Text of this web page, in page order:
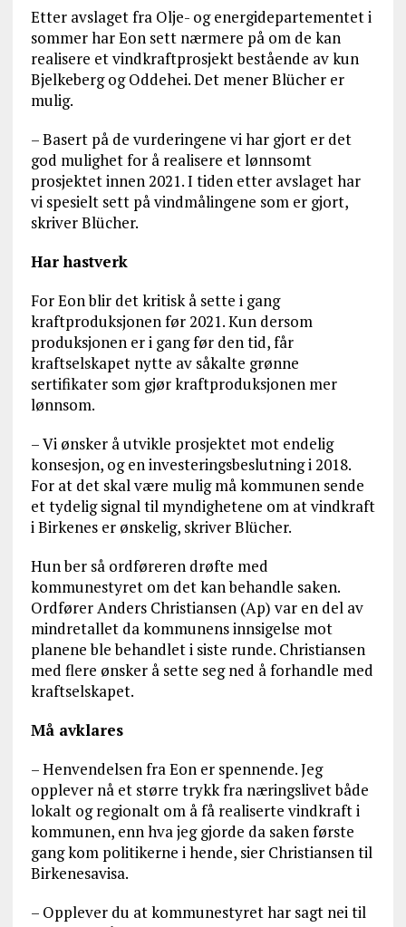
Etter avslaget fra Olje- og energidepartementet i
sommer har Eon sett nærmere på om de kan
realisere et vindkraftprosjekt bestående av kun
Bjelkeberg og Oddehei. Det mener Blücher er
mulig.
– Basert på de vurderingene vi har gjort er det
god mulighet for å realisere et lønnsomt
prosjektet innen 2021. I tiden etter avslaget har
vi spesielt sett på vindmålingene som er gjort,
skriver Blücher.
Har hastverk
For Eon blir det kritisk å sette i gang
kraftproduksjonen før 2021. Kun dersom
produksjonen er i gang før den tid, får
kraftselskapet nytte av såkalte grønne
sertifikater som gjør kraftproduksjonen mer
lønnsom.
– Vi ønsker å utvikle prosjektet mot endelig
konsesjon, og en investeringsbeslutning i 2018.
For at det skal være mulig må kommunen sende
et tydelig signal til myndighetene om at vindkraft
i Birkenes er ønskelig, skriver Blücher.
Hun ber så ordføreren drøfte med
kommunestyret om det kan behandle saken.
Ordfører Anders Christiansen (Ap) var en del av
mindretallet da kommunens innsigelse mot
planene ble behandlet i siste runde. Christiansen
med flere ønsker å sette seg ned å forhandle med
kraftselskapet.
Må avklares
– Henvendelsen fra Eon er spennende. Jeg
opplever nå et større trykk fra næringslivet både
lokalt og regionalt om å få realiserte vindkraft i
kommunen, enn hva jeg gjorde da saken første
gang kom politikerne i hende, sier Christiansen til
Birkenesavisa.
– Opplever du at kommunestyret har sagt nei til